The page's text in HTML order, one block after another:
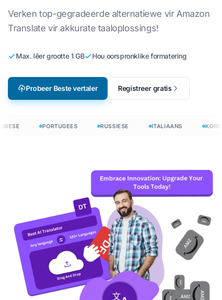
Verken top-gegradeerde alternatiewe vir Amazon
Translate vir akkurate taaloplossings!
Max. lêer grootte 1 GB Hou oorspronklike formatering
Probeer Beste vertaler Registreer gratis
PORTUGEES RUSSIESE ITALIAANS